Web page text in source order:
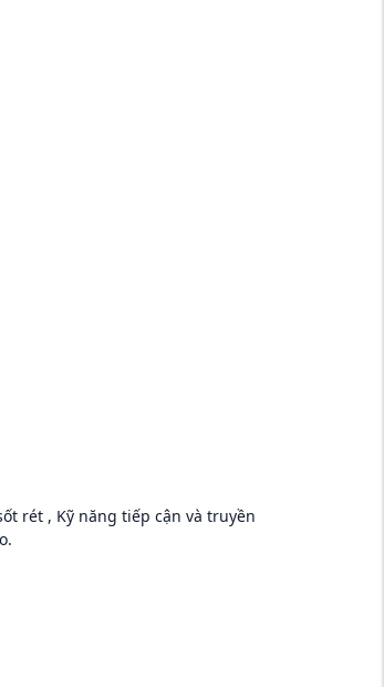
rét , Kỹ năng tiếp cận và truyền